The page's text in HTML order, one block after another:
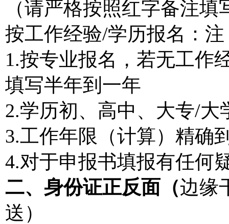
（请严格按照红字备注填
按工作经验/学历报名：
1.按专业报名，若无工作
填写半年到一年
2.学历初、高中、大专/大
3.工作年限（计算）精确
4.对于申报书填报有任何
二、身份证正反面（边缘
送）